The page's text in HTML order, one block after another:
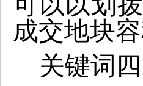
成交地块容
关键词